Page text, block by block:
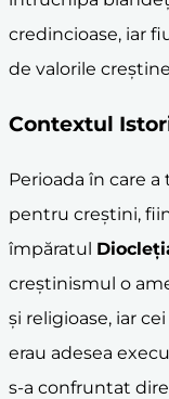
credincioase, iar
de valorile
Contextul
Perioada în care
pentru creștini,
împăratul
creștinismul o
și religioase, iar
erau adesea
s-a confruntat